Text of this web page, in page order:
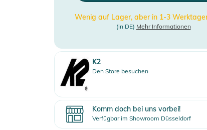
Wenig auf Lager, aber in 1-3
(in DE) Mehr Informationen
K2
Den Store besuchen
Komm doch bei uns vorbei!
Verfügbar im Showroom Düsseldorf